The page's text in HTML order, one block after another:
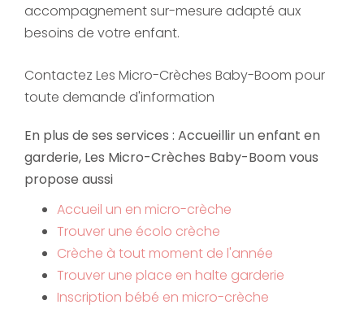
accompagnement sur-mesure adapté aux
besoins de votre enfant.
Contactez Les Micro-Crèches Baby-Boom pour
toute demande d'information
En plus de ses services : Accueillir un enfant en
garderie, Les Micro-Crèches Baby-Boom vous
propose aussi
Accueil un en micro-crèche
Trouver une écolo crèche
Crèche à tout moment de l'année
Trouver une place en halte garderie
Inscription bébé en micro-crèche